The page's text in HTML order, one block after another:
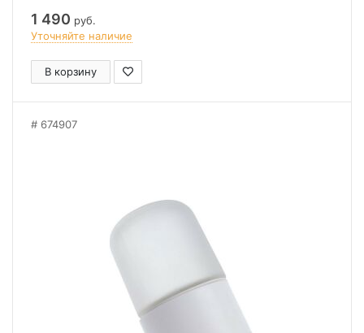
1 490 руб.
Уточняйте наличие
В корзину
674907